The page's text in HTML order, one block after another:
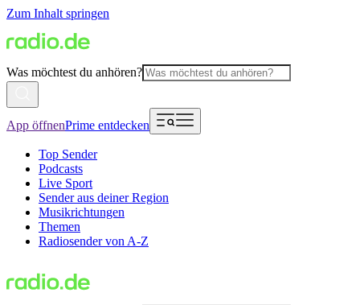
Zum Inhalt springen
Was möchtest du anhören?
App öffnenPrime entdecken
Top Sender
Podcasts
Live Sport
Sender aus deiner Region
Musikrichtungen
Themen
Radiosender von A-Z